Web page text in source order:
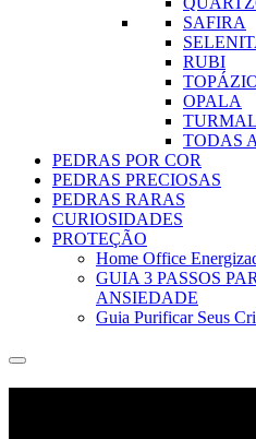
SAFIRA
RUBI
OPALA
TODAS
PEDRAS POR COR
PEDRAS PRECIOSAS
PEDRAS RARAS
CURIOSIDADES
PROTEÇÃO
Home Office
GUIA 3 PASSOS
ANSIEDADE
Guia Purificar Seus